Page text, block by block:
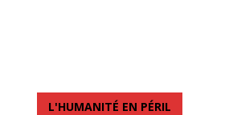
L'HUMANITÉ EN PÉRIL